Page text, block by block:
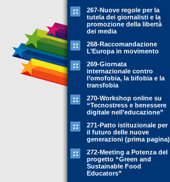
267-Nuove regole per la
tutela dei giornalisti e la
promozione della libertà
dei media
268-Raccomandazione
L’Europa in movimento
269-Giornata
internazionale contro
l’omofobia, la bifobia e la
transfobia
270-Workshop online su
“Tecnostress e benessere
digitale nell’educazione”
271-Patto istituzionale per
il futuro delle nuove
generazioni (prima pagina)
272-Meeting a Potenza del
progetto “Green and
Sustainable Food
Educators”